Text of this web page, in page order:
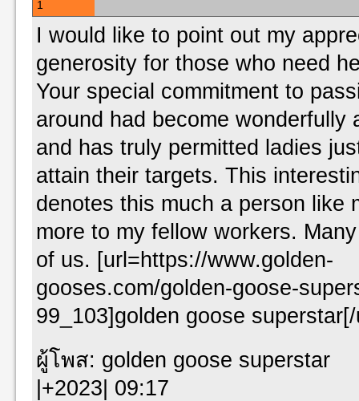
1
I would like to point out my
generosity for those who need
Your special commitment to
around had become wonderfully
and has truly permitted ladies
attain their targets. This
denotes this much a person like
more to my fellow workers.
of us. [url=https://www.golden-
gooses.com/golden-goose-
99_103]golden goose
ผู้โพส: golden goose
|+2023| 09:17